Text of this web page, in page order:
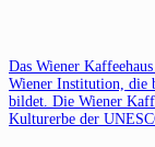
Das Wiener
Wiener Institution, die
bildet. Die Wiener
Kulturerbe der